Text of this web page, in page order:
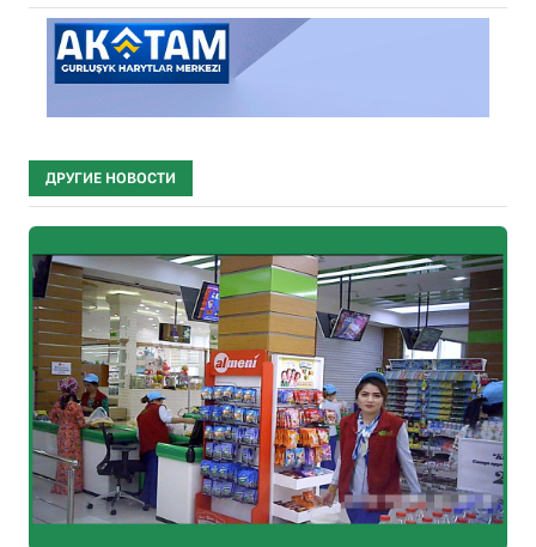
ДРУГИЕ НОВОСТИ